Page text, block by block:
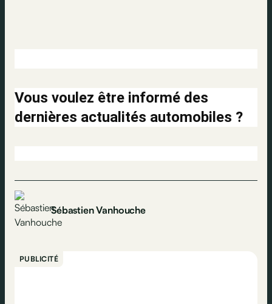
Vous voulez être informé des
dernières actualités automobiles ?
Sébastien Vanhouche
PUBLICITÉ